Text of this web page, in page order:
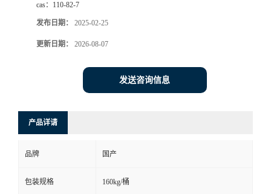
cas： 110-82-7
发布日期： 2025-02-25
更新日期： 2026-08-07
发送咨询信息
产品详请
品牌 国产
包装规格 160kg/桶